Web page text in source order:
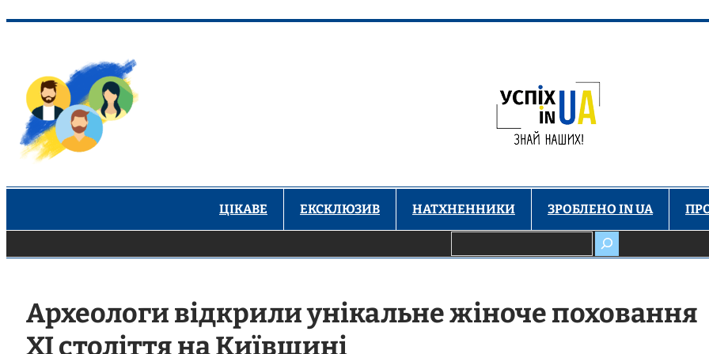
вмісту
ЦІКАВЕ ЕКСКЛЮЗИВ НАТХНЕННИКИ ЗРОБЛЕНО IN UA
Археологи відкрили унікальне жіноче поховання
XI століття на Київщині